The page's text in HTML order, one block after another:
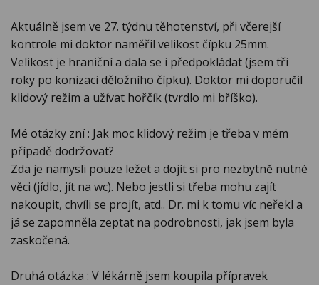
Aktuálně jsem ve 27. týdnu těhotenství, při včerejší
kontrole mi doktor naměřil velikost čípku 25mm.
Velikost je hraniční a dala se i předpokládat (jsem tři
roky po konizaci děložního čípku). Doktor mi doporučil
klidový režim a užívat hořčík (tvrdlo mi bříško).
Mé otázky zní : Jak moc klidový režim je třeba v mém
případě dodržovat?
Zda je namysli pouze ležet a dojít si pro nezbytně nutné
věci (jídlo, jít na wc). Nebo jestli si třeba mohu zajít
nakoupit, chvíli se projít, atd.. Dr. mi k tomu víc neřekl a
já se zapomněla zeptat na podrobnosti, jak jsem byla
zaskočená.
Druhá otázka : V lékárně jsem koupila přípravek